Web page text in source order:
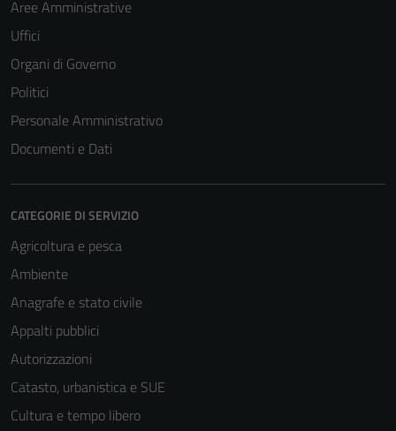
Aree Amministrative
Uffici
Organi di Governo
Politici
Personale Amministrativo
Documenti e Dati
CATEGORIE DI SERVIZIO
Agricoltura e pesca
Ambiente
Anagrafe e stato civile
Appalti pubblici
Autorizzazioni
Catasto, urbanistica e SUE
Cultura e tempo libero